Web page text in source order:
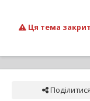
Ця тема
Поділитися